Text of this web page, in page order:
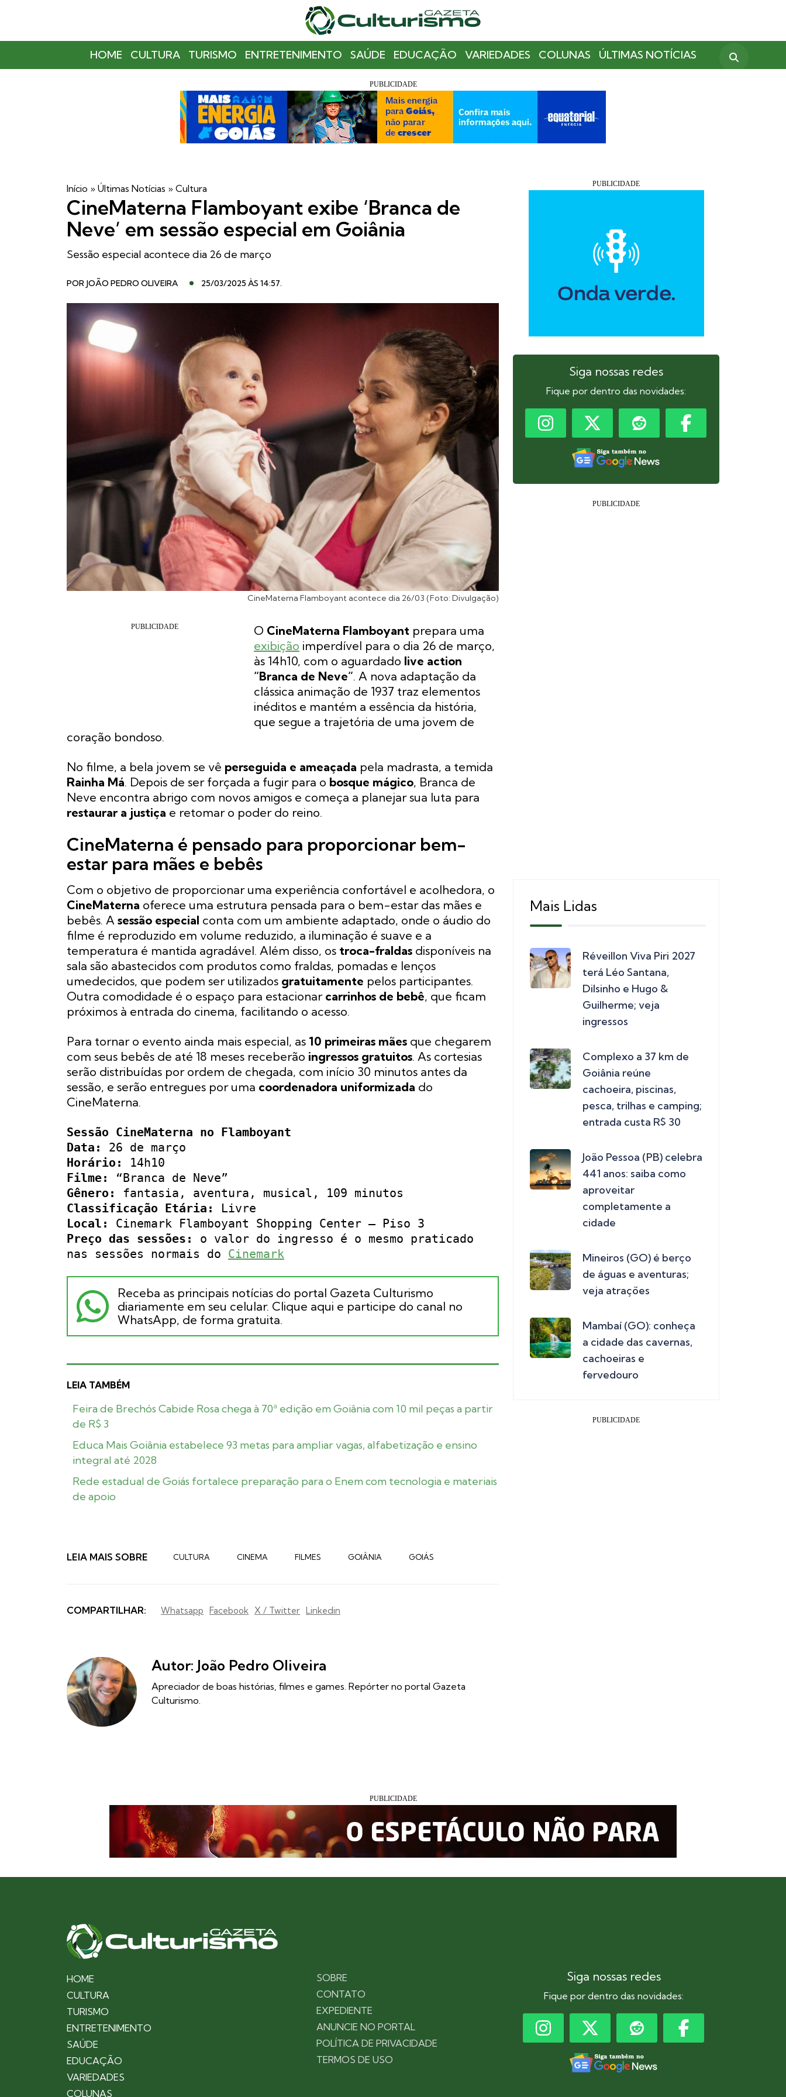
HOME CULTURA TURISMO ENTRETENIMENTO SAÚDE EDUCAÇÃO VARIEDADES COLUNAS ÚLTIMAS NOTÍCIAS
Início » Últimas Notícias » Cultura
CineMaterna Flamboyant exibe ‘Branca de
Neve’ em sessão especial em Goiânia
Sessão especial acontece dia 26 de março
POR JOÃO PEDRO OLIVEIRA 25/03/2025 ÀS 14:57.
CineMaterna Flamboyant acontece dia 26/03 (Foto: Divulgação)
O CineMaterna Flamboyant prepara uma
exibição imperdível para o dia 26 de março,
às 14h10, com o aguardado live action
“Branca de Neve”. A nova adaptação da
clássica animação de 1937 traz elementos
inéditos e mantém a essência da história,
que segue a trajetória de uma jovem de
coração bondoso.
No filme, a bela jovem se vê perseguida e ameaçada pela madrasta, a temida
Rainha Má. Depois de ser forçada a fugir para o bosque mágico, Branca de
Neve encontra abrigo com novos amigos e começa a planejar sua luta para
restaurar a justiça e retomar o poder do reino.
CineMaterna é pensado para proporcionar bem-
estar para mães e bebês
Com o objetivo de proporcionar uma experiência confortável e acolhedora, o
CineMaterna oferece uma estrutura pensada para o bem-estar das mães e
bebês. A sessão especial conta com um ambiente adaptado, onde o áudio do
filme é reproduzido em volume reduzido, a iluminação é suave e a
temperatura é mantida agradável. Além disso, os troca-fraldas disponíveis na
sala são abastecidos com produtos como fraldas, pomadas e lenços
umedecidos, que podem ser utilizados gratuitamente pelos participantes.
Outra comodidade é o espaço para estacionar carrinhos de bebê, que ficam
próximos à entrada do cinema, facilitando o acesso.
Para tornar o evento ainda mais especial, as 10 primeiras mães que chegarem
com seus bebês de até 18 meses receberão ingressos gratuitos. As cortesias
serão distribuídas por ordem de chegada, com início 30 minutos antes da
sessão, e serão entregues por uma coordenadora uniformizada do
CineMaterna.
Sessão CineMaterna no Flamboyant
Data: 26 de março
Horário: 14h10
Filme:
“Branca de Neve”
Gênero:
fantasia, aventura, musical, 109 minutos
Classificação Etária:
Livre
Local:
Cinemark Flamboyant Shopping Center – Piso 3
Preço das sessões:
o valor do ingresso é o mesmo praticado
nas sessões normais do Cinemark
Receba as principais notícias do portal Gazeta Culturismo
diariamente em seu celular. Clique aqui e participe do canal no
WhatsApp, de forma gratuita.
LEIA TAMBÉM
Feira de Brechós Cabide Rosa chega à 70ª edição em Goiânia com 10 mil peças a partir
de R$ 3
Educa Mais Goiânia estabelece 93 metas para ampliar vagas, alfabetização e ensino
integral até 2028
Rede estadual de Goiás fortalece preparação para o Enem com tecnologia e materiais
de apoio
LEIA MAIS SOBRE CULTURA CINEMA FILMES GOIÂNIA GOIÁS
COMPARTILHAR: Whatsapp Facebook X / Twitter Linkedin
Autor: João Pedro Oliveira
Apreciador de boas histórias, filmes e games. Repórter no portal Gazeta
Culturismo.
Siga nossas redes
Fique por dentro das novidades:
Mais Lidas
Réveillon Viva Piri 2027
terá Léo Santana,
Dilsinho e Hugo &
Guilherme; veja
ingressos
Complexo a 37 km de
Goiânia reúne
cachoeira, piscinas,
pesca, trilhas e camping;
entrada custa R$ 30
João Pessoa (PB) celebra
441 anos: saiba como
aproveitar
completamente a
cidade
Mineiros (GO) é berço
de águas e aventuras;
veja atrações
Mambaí (GO): conheça
a cidade das cavernas,
cachoeiras e
fervedouro
HOME
CULTURA
TURISMO
ENTRETENIMENTO
SAÚDE
EDUCAÇÃO
VARIEDADES
COLUNAS
SOBRE
CONTATO
EXPEDIENTE
ANUNCIE NO PORTAL
POLÍTICA DE PRIVACIDADE
TERMOS DE USO
Siga nossas redes
Fique por dentro das novidades: